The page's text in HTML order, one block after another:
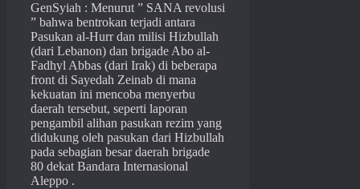
GenSyiah : Menurut ” SANA revolusi
” bahwa bentrokan terjadi antara
Pasukan al-Hurr dan milisi Hizbullah
(dari Lebanon) dan brigade Abo al-
Fadhyl Abbas (dari Irak) di beberapa
front di Sayedah Zeinab di mana
kekuatan ini mencoba menyerbu
daerah tersebut, seperti laporan
pengambil alihan pasukan rezim yang
didukung oleh pasukan dari Hizbullah
pada sebagian besar daerah brigade
80 dekat Bandara Internasional
Aleppo .